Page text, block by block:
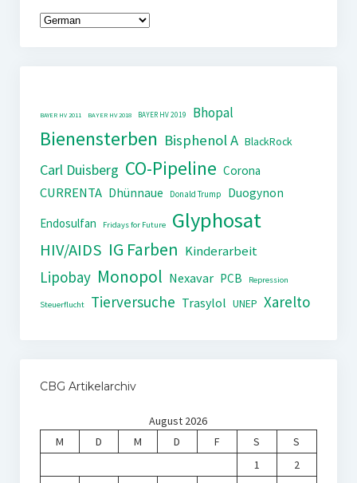
BAYER HV 2011 BAYER HV 2018 BAYER HV 2019 Bhopal
Bienensterben Bisphenol A BlackRock
Carl Duisberg CO-Pipeline Corona
CURRENTA Dhünnaue Donald Trump
Duogynon
Endosulfan
Fridays for Future Glyphosat
HIV/AIDS IG Farben Kinderarbeit
Lipobay Monopol Nexavar PCB Repression
Steuerflucht Tierversuche Trasylol UNEP Xarelto
CBG Artikelarchiv
August 2026
M
D M D F S
S
1
2